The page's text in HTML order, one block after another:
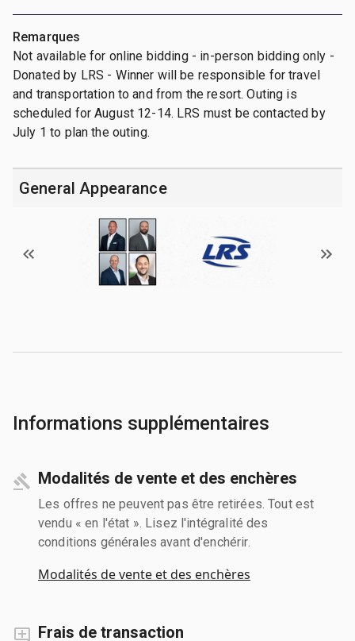
Remarques
Not available for online bidding - in-person bidding only -
Donated by LRS - Winner will be responsible for travel
and transportation to and from the resort. Outing is
scheduled for August 12-14. LRS must be contacted by
July 1 to plan the outing.
General Appearance
Informations supplémentaires
Modalités de vente et des enchères
Les offres ne peuvent pas être retirées. Tout est
vendu « en l'état ». Lisez l'intégralité des
conditions générales avant d'enchérir.
Modalités de vente et des enchères
Frais de transaction